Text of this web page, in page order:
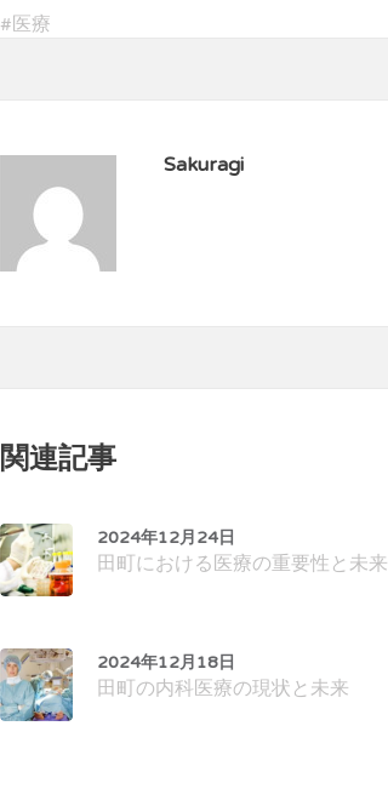
#医療
Sakuragi
関連記事
2024年12月24日
田町における医療の重要性と未来
2024年12月18日
田町の内科医療の現状と未来